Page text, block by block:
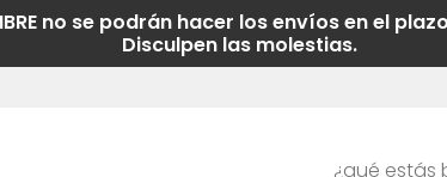
no se podrán hacer los envíos en el
Disculpen las molestias.